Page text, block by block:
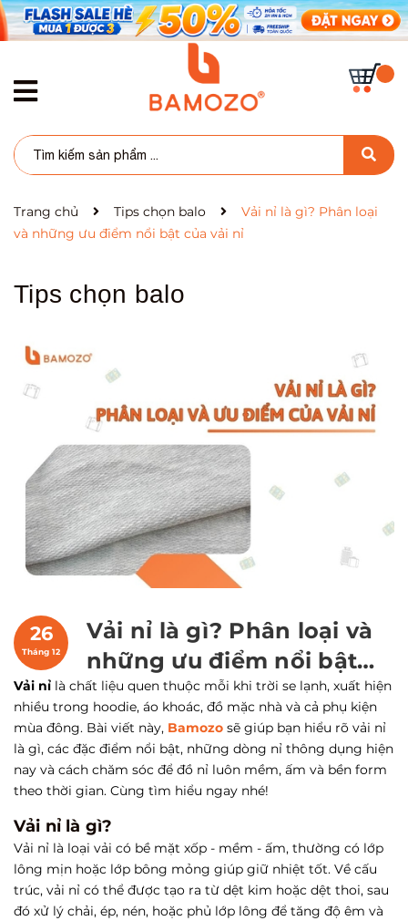
Trang chủ Tips chọn balo
Vải nỉ là gì? Phân loại
và những ưu điểm nổi bật của vải nỉ
Tips chọn balo
26
Tháng 12
Vải nỉ là gì? Phân loại và
những ưu điểm nổi bật
của vải nỉ
Vải nỉ là chất liệu quen thuộc mỗi khi trời se lạnh, xuất hiện
nhiều trong hoodie, áo khoác, đồ mặc nhà và cả phụ kiện
mùa đông. Bài viết này, Bamozo sẽ giúp bạn hiểu rõ vải nỉ
là gì, các đặc điểm nổi bật, những dòng nỉ thông dụng hiện
nay và cách chăm sóc để đồ nỉ luôn mềm, ấm và bền form
theo thời gian. Cùng tìm hiểu ngay nhé!
Vải nỉ là gì?
Vải nỉ là loại vải có bề mặt xốp - mềm - ấm, thường có lớp
lông mịn hoặc lớp bông mỏng giúp giữ nhiệt tốt. Về cấu
trúc, vải nỉ có thể được tạo ra từ dệt kim hoặc dệt thoi, sau
đó xử lý chải, ép, nén, hoặc phủ lớp lông để tăng độ êm và